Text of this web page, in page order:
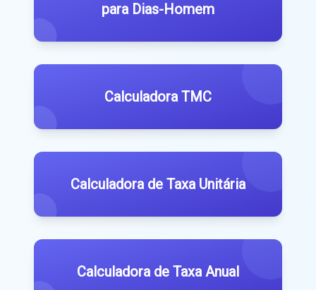
para Dias-Homem
Calculadora TMC
Calculadora de Taxa Unitária
Calculadora de Taxa Anual